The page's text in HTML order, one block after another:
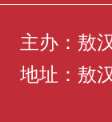
主办：敖
地址：敖